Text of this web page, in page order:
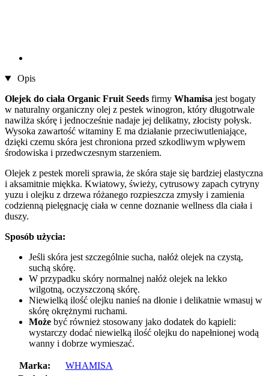
Opis
Olejek do ciała Organic Fruit Seeds firmy Whamisa jest bogaty
w naturalny organiczny olej z pestek winogron, który długotrwale
nawilża skórę i jednocześnie nadaje jej delikatny, złocisty połysk.
Wysoka zawartość witaminy E ma działanie przeciwutleniające,
dzięki czemu skóra jest chroniona przed szkodliwym wpływem
środowiska i przedwczesnym starzeniem.
Olejek z pestek moreli sprawia, że skóra staje się bardziej elastyczna
i aksamitnie miękka. Kwiatowy, świeży, cytrusowy zapach cytryny
yuzu i olejku z drzewa różanego rozpieszcza zmysły i zamienia
codzienną pielęgnację ciała w cenne doznanie wellness dla ciała i
duszy.
Sposób użycia:
Jeśli skóra jest szczególnie sucha, nałóż olejek na czystą,
suchą skórę.
W przypadku skóry normalnej nałóż olejek na lekko
wilgotną, oczyszczoną skórę.
Niewielką ilość olejku nanieś na dłonie i delikatnie wmasuj w
skórę okrężnymi ruchami.
Może być również stosowany jako dodatek do kąpieli:
wystarczy dodać niewielką ilość olejku do napełnionej wodą
wanny i dobrze wymieszać.
Marka:
WHAMISA